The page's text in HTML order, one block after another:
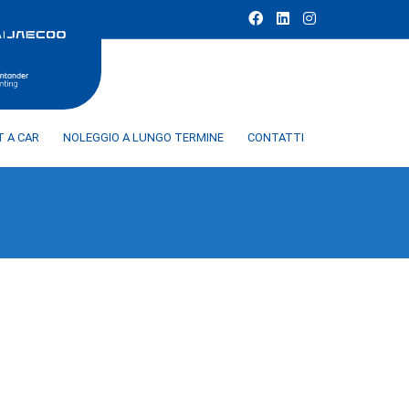
A CAR NOLEGGIO A LUNGO TERMINE CONTATTI